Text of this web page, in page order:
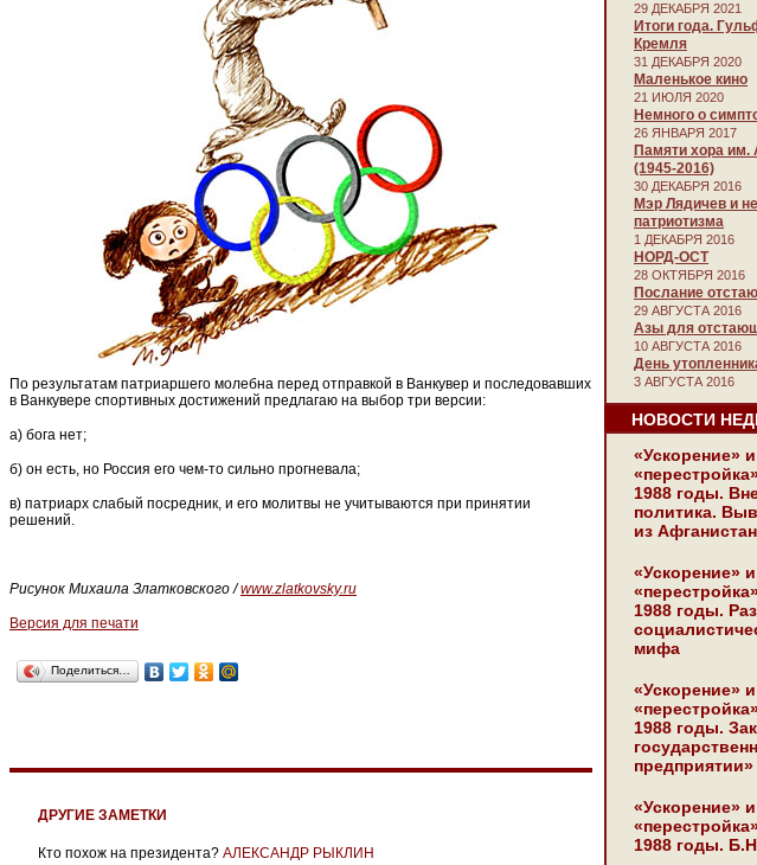
По результатам патриаршего молебна перед отправкой в Ванкувер и последовавших
в Ванкувере спортивных достижений предлагаю на выбор три версии:
а) бога нет;
б) он есть, но Россия его чем-то сильно прогневала;
в) патриарх слабый посредник, и его молитвы не учитываются при принятии
решений.
Рисунок Михаила Златковского /www.zlatkovsky.ru
Версия для печати
Поделиться…
ДРУГИЕ ЗАМЕТКИ
Кто похож на президента? АЛЕКСАНДР РЫКЛИН
29 ДЕКАБРЯ 2021
Итоги года.
Кремля
31 ДЕКАБРЯ 2020
Маленькое кино
21 ИЮЛЯ 2020
Немного о
26 ЯНВАРЯ 2017
Памяти хора им.
(1945-2016)
30 ДЕКАБРЯ 2016
Мэр Лядичев и
патриотизма
1 ДЕКАБРЯ 2016
НОРД-ОСТ
28 ОКТЯБРЯ 2016
Послание
29 АВГУСТА 2016
Азы для
10 АВГУСТА 2016
День
3 АВГУСТА 2016
НОВОСТИ
«Ускорение» и
1988 годы.
политика.
из
«Ускорение» и
1988 годы.
мифа
«Ускорение» и
1988 годы.
предприятии»
«Ускорение» и
1988 годы.